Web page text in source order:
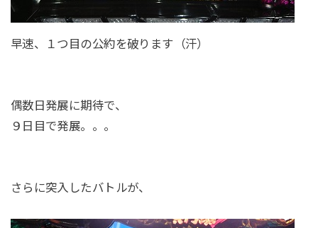
早速、１つ目の公約を破ります（汗）
偶数日発展に期待で、
９日目で発展。。。
さらに突入したバトルが、